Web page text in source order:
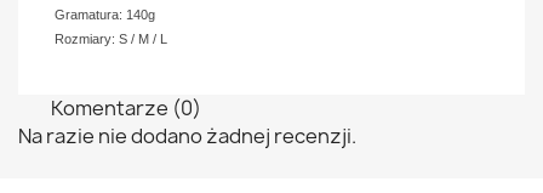
Gramatura: 140g
Rozmiary: S / M / L
Komentarze (0)
Na razie nie dodano żadnej recenzji.